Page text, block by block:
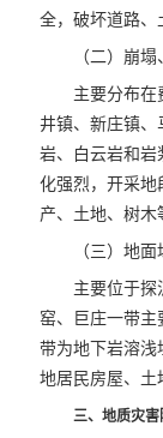
全，破坏道路、
（二）崩
主要分布在
井镇、新庄镇、
岩、白云岩和岩
化强烈，开采地
产、土地、树木
（三）地
主要位于探
窑、巨庄一带主
带为地下岩溶浅
地居民房屋、土
三、地质灾